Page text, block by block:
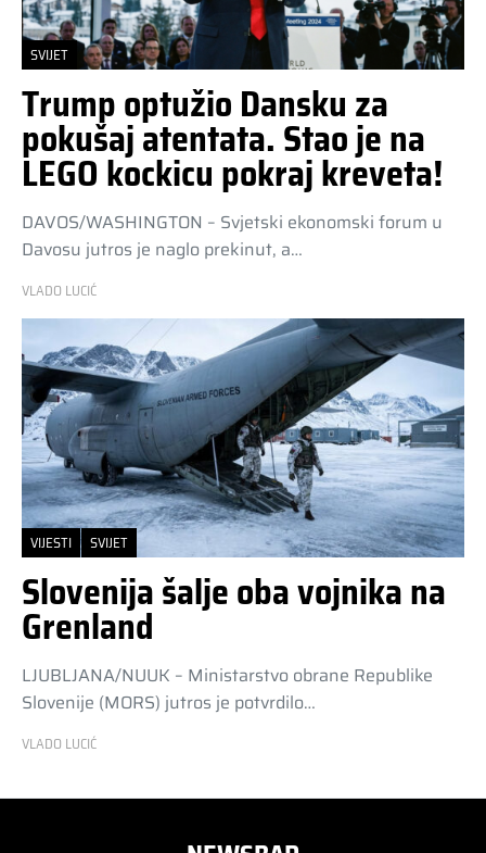
SVIJET
Trump optužio Dansku za
pokušaj atentata. Stao je na
LEGO kockicu pokraj kreveta!
DAVOS/WASHINGTON – Svjetski ekonomski forum u
Davosu jutros je naglo prekinut, a…
VLADO LUCIĆ
VIJESTI SVIJET
Slovenija šalje oba vojnika na
Grenland
LJUBLJANA/NUUK – Ministarstvo obrane Republike
Slovenije (MORS) jutros je potvrdilo…
VLADO LUCIĆ